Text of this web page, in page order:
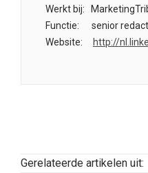
Werkt bij:
Functie:
senior
Website:
http://
Gerelateerde artikelen uit: